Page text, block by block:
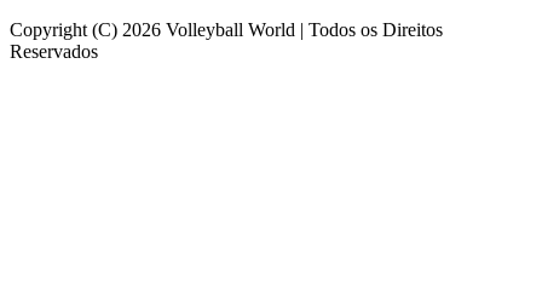
Copyright (C) 2026 Volleyball World | Todos os Direitos
Reservados